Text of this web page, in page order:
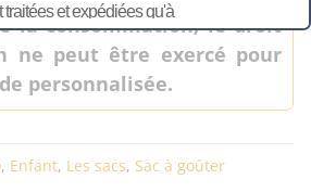
la consommation, le droit
ne peut être exercé pour
personnalisée.
, Enfant, Les sacs, Sac à goûter
traitées et expédiées qu'à